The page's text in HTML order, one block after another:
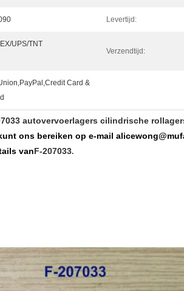
Levertijd:
UPS/TNT
Verzendtijd:
Card &
autovervoerlagers cilindrische
ons bereiken op e-mail
vanF-207033.